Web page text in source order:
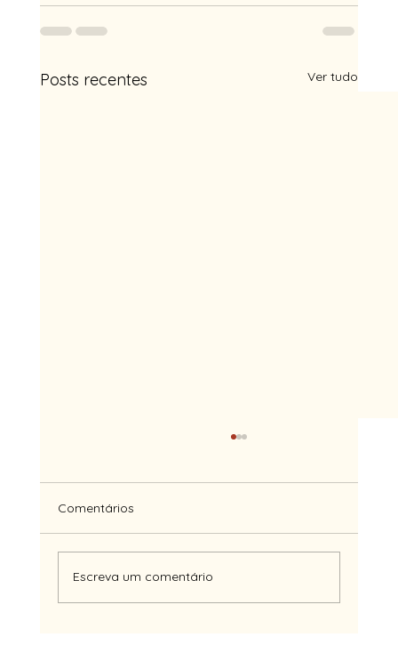
Posts recentes Ver tudo
Massagem - o poder do toque...
Comentários
Escreva um comentário